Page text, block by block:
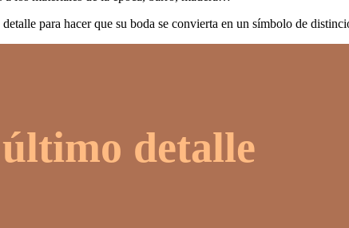
para hacer que su boda se convierta en un símbolo de
detalle